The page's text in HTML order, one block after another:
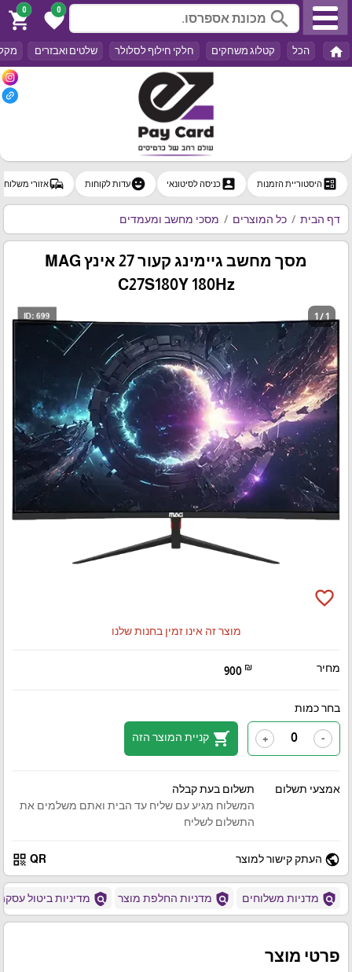
search
0
favorite
0
shopping_cart
home הכל קטלוג משחקים חלקי חילוף לסלולר שלטים ואבזרים
ballot היסטוריית הזמנות account_boxכניסה לסיטונאי emoji_emotionsעדות לקוחות commuteאזורי משלוח
דף הבית כל המוצרים מסכי מחשב ומעמדים
מסך מחשב גיימינג קעור 27 אינץ MAG
C27S180Y 180Hz
1 / 1
favorite_border
מוצר זה אינו זמין בחנות שלנו
מחיר 900 ₪
בחר כמות
-
+
shopping_cart קניית המוצר הזה
אמצעי תשלום
תשלום בעת קבלה
המשלוח מגיע עם שליח עד הבית ואתם משלמים את
התשלום לשליח
public העתק קישור למוצר QR
qr_code
policy מדניות משלוחים policy מדניות החלפת מוצר policy מדיניות ביטול
פרטי מוצר